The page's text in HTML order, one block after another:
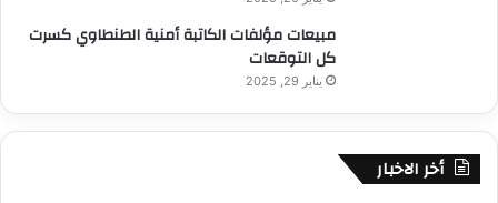
مبيعات مؤلفات الكاتبة أمنية الطنطاوي كسرت
كل التوقعات
يناير 29, 2025
أخر الاخبار